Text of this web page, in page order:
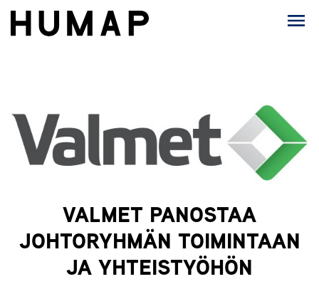
VALMET PANOSTAA
JOHTORYHMÄN TOIMINTAAN
JA YHTEISTYÖHÖN